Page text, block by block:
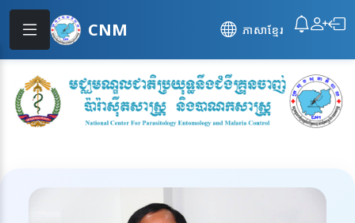
CNM ភាសាខ្មែរ